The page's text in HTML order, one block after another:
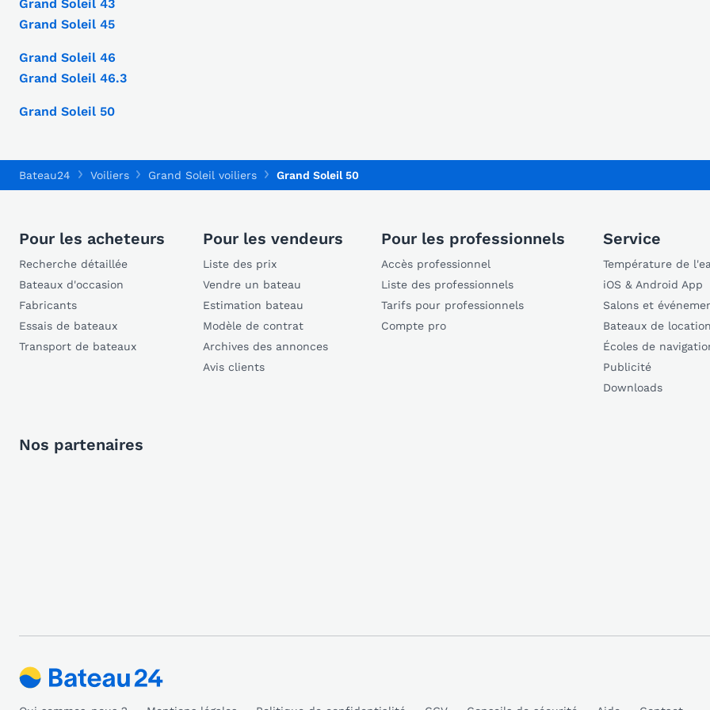
Grand Soleil 43
Grand Soleil 45
Grand Soleil 46
Grand Soleil 46.3
Grand Soleil 50
Bateau24 Voiliers Grand Soleil voiliers Grand Soleil 50
Pour les acheteurs
Recherche détaillée
Bateaux d'occasion
Fabricants
Essais de bateaux
Transport de bateaux
Pour les vendeurs
Liste des prix
Vendre un bateau
Estimation bateau
Modèle de contrat
Archives des annonces
Avis clients
Pour les professionnels
Accès professionnel
Liste des professionnels
Tarifs pour professionnels
Compte pro
Service
Température de
iOS & Android App
Salons et
Bateaux de location
Écoles de
Publicité
Downloads
Nos partenaires